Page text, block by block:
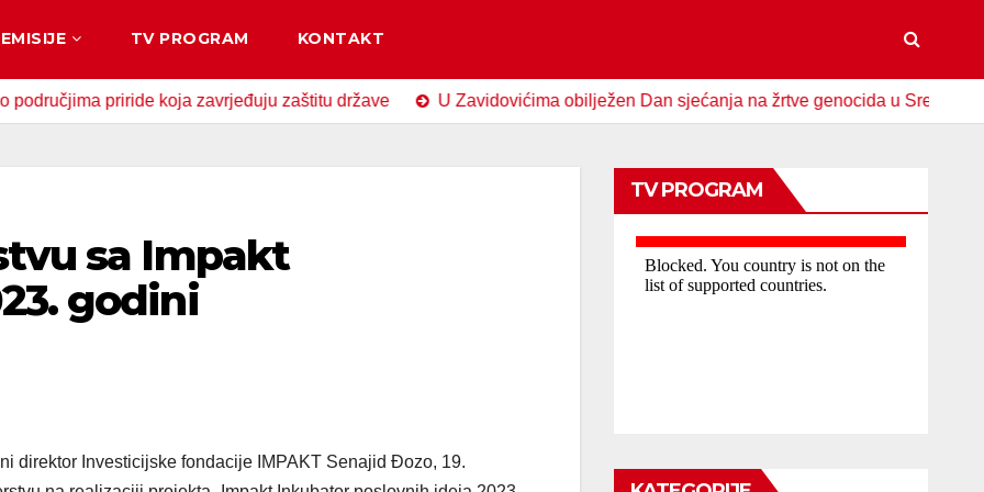
EMISIJE TV PROGRAM KONTAKT
priride koja zavrjeđuju zaštitu države U Zavidovićima obilježen Dan sjećanja na žrtve genocida u Srebrenici
sa Impakt
godini
direktor Investicijske fondacije IMPAKT Senajid Đozo, 19.
TV PROGRAM